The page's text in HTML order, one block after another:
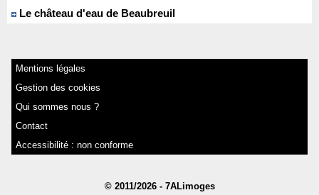
Le château d'eau de Beaubreuil
Mentions légales
Gestion des cookies
Qui sommes nous ?
Contact
Accessibilité : non conforme
© 2011/2026 - 7ALimoges